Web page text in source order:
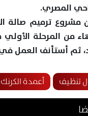
المصري.
من المرحلة
تنظيف أعمدة الكرنك